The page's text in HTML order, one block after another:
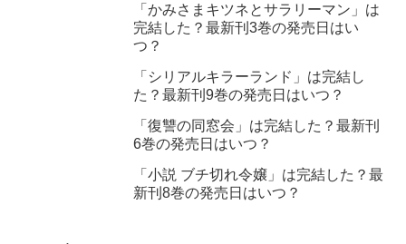
「かみさまキツネとサラリーマン」は
完結した？最新刊3巻の発売日はい
つ？
「シリアルキラーランド」は完結し
た？最新刊9巻の発売日はいつ？
「復讐の同窓会」は完結した？最新刊
6巻の発売日はいつ？
「小説 ブチ切れ令嬢」は完結した？最
新刊8巻の発売日はいつ？